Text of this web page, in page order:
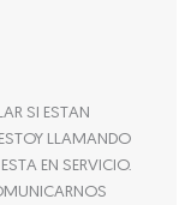
SI ESTAN
LLAMANDO
EN SERVICIO.